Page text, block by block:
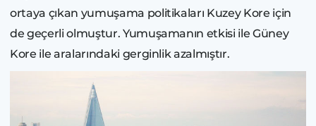
ortaya çıkan yumuşama politikaları Kuzey Kore için
de geçerli olmuştur. Yumuşamanın etkisi ile Güney
Kore ile aralarındaki gerginlik azalmıştır.